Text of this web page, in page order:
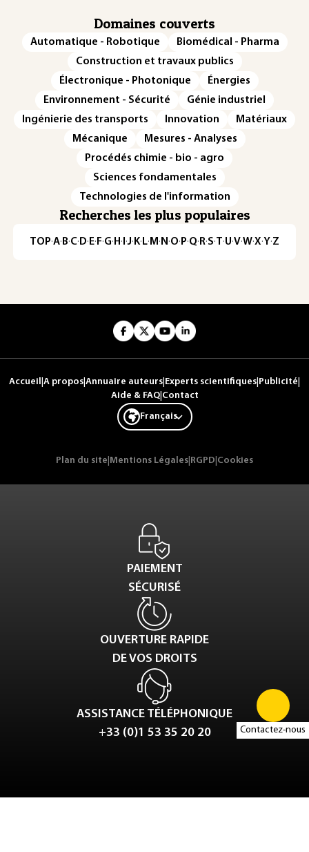
Contactez-nous
Domaines couverts
Automatique - Robotique
Biomédical - Pharma
Construction et travaux publics
Électronique - Photonique
Énergies
Environnement - Sécurité
Génie industriel
Ingénierie des transports
Innovation
Matériaux
Mécanique
Mesures - Analyses
Procédés chimie - bio - agro
Sciences fondamentales
Technologies de l'information
Recherches les plus populaires
TOP·A·B·C·D·E·F·G·H·I·J·K·L·M·N·O·P·Q·R·S·T·U·V·W·X·Y·Z
Accueil A propos Annuaire auteurs Experts scientifiques Publicité
Aide & FAQ| Contact
Français
Plan du site Mentions Légales RGPD Cookies
PAIEMENT
SÉCURISÉ
OUVERTURE RAPIDE
DE VOS DROITS
ASSISTANCE TÉLÉPHONIQUE
+33 (0)1 53 35 20 20